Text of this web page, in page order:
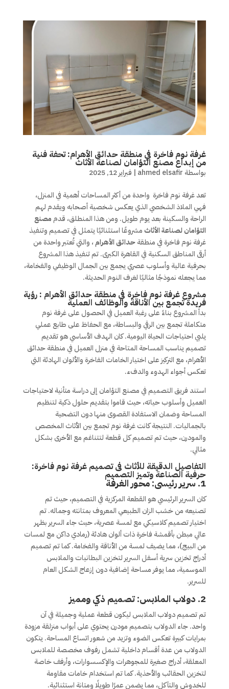
غرفة نوم فاخرة في منطقة حدائق الأهرام: تحفة فنية
من إبداع مصنع التؤامان لصناعة الأثاث
بواسطة ahmed elsafir
| فبراير 12, 2025
تعد غرفة نوم فاخرة واحدة من أكثر المساحات أهمية في المنزل،
فهي الملاذ الشخصي الذي يعكس شخصية أصحابه ويقدم لهم
الراحة والسكينة بعد يوم طويل. ومن هذا المنطلق، قدم مصنع
التؤامان لصناعة الأثاثمشروعًا استثنائيًا يتمثل في تصميم وتنفيذ
غرفة نوم فاخرة في منطقةحدائق الأهرام، والتي تُعتبر واحدة من
أرقى المناطق السكنية في القاهرة الكبرى. تم تنفيذ هذا المشروع
بحرفية عالية وأسلوب عصري يجمع بين الجمال الوظيفي والفخامة،
مما يجعله نموذجًا مثاليًا لغرف النوم الحديثة.
مشروع غرفة نوم فاخرة في منطقة حدائق الأهرام : رؤية
فريدة تجمع بين الأناقة والوظائف العملية
بدأ المشروع بناءً على رغبة العميل في الحصول على غرفة نوم
متكاملة تجمع بين الرقي والبساطة، مع الحفاظ على طابع عملي
يلبي احتياجات الحياة اليومية. كان الهدف الأساسي هو تقديم
تصميم يناسب المساحة المتاحة في منزل العميل في منطقة حدائق
الأهرام، مع التركيز على اختيار الخامات الفاخرة والألوان الهادئة التي
تعكس أجواء الهدوء والدفء.
استند فريق التصميم في مصنع التؤامان إلى دراسة متأنية لاحتياجات
العميل وأسلوب حياته، حيث قاموا بتقديم حلول ذكية لتنظيم
المساحة وضمان الاستفادة القصوى منها دون التضحية
بالجماليات. النتيجة كانت غرفة نوم تجمع بين الأثاث المخصص
والمودرن، حيث تم تصميم كل قطعة لتتناغم مع الأخرى بشكل
مثالي.
التفاصيل الدقيقة للأثاث فى تصميم غرفة نوم فاخرة:
حرفية الصناعة وتميز التصميم
1. سرير رئيسى: محور الغرفة
كان السرير الرئيسي هو القطعة المركزية في التصميم، حيث تم
تصنيعه من خشب الزان الطبيعي المعروف بمتانته وجماله. تم
اختيار تصميم كلاسيكي مع لمسة عصرية، حيث جاء السرير بظهر
عالي مبطن بأقمشة فاخرة ذات ألوان هادئة (رمادي داكن مع لمسات
من البيج)، مما يضيف لمسة من الأناقة والفخامة. كما تم تصميم
أدراج تخزين سرية أسفل السرير لتخزين البطانيات والملابس
الموسمية، مما يوفر مساحة إضافية دون إزعاج الشكل العام
للسرير.
2. دولاب الملابس: تصميم ذكي ومميز
تم تصميم دولاب الملابس ليكون قطعة عملية وجميلة في آن
واحد. جاء الدولاب بتصميم مودرن يحتوي على أبواب منزلقة مزودة
بمرايات كبيرة تعكس الضوء وتزيد من شعور اتساع المساحة. يتكون
الدولاب من عدة أقسام داخلية تشمل رفوف مخصصة للملابس
المعلقة، أدراج صغيرة للمجوهرات والإكسسوارات، وأرفف خاصة
لتخزين الحقائب والأحذية. كما تم استخدام خامات مقاومة
للخدوش والتآكل، مما يضمن عمرًا طويلًا ومتانة استثنائية.